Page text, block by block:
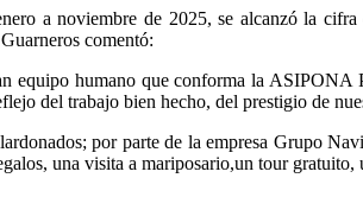
a noviembre de 2025, se alcanzó la
comentó:
humano que conforma la ASIPONA
del trabajo bien hecho, del prestigio de
por parte de la empresa Grupo
una visita a mariposario,un tour